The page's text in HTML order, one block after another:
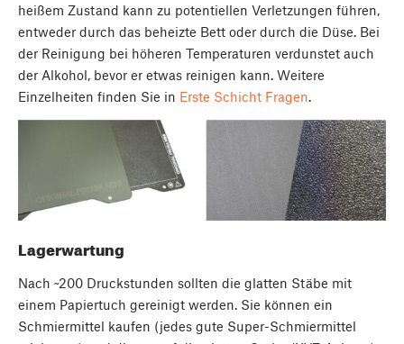
heißem Zustand kann zu potentiellen Verletzungen führen,
entweder durch das beheizte Bett oder durch die Düse. Bei
der Reinigung bei höheren Temperaturen verdunstet auch
der Alkohol, bevor er etwas reinigen kann. Weitere
Einzelheiten finden Sie in Erste Schicht Fragen.
Lagerwartung
Nach ~200 Druckstunden sollten die glatten Stäbe mit
einem Papiertuch gereinigt werden. Sie können ein
Schmiermittel kaufen (jedes gute Super-Schmiermittel